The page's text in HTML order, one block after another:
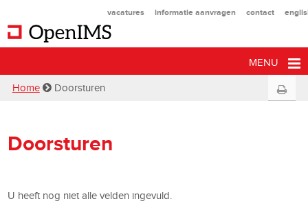
vacatures informatie aanvragen contact
MENU
Home Doorsturen
Doorsturen
U heeft nog niet alle velden ingevuld.